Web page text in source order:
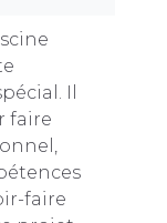
Il
faire
faire